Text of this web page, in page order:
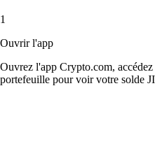
1
Ouvrir l'app
Ouvrez l'app Crypto.com,
portefeuille pour voir votre solde